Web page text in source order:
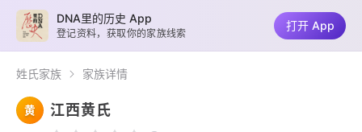
姓氏家族 家族详情
黄 江西黄氏
DNA里的历史 App
登记资料，获取你的家族线索
打开 App